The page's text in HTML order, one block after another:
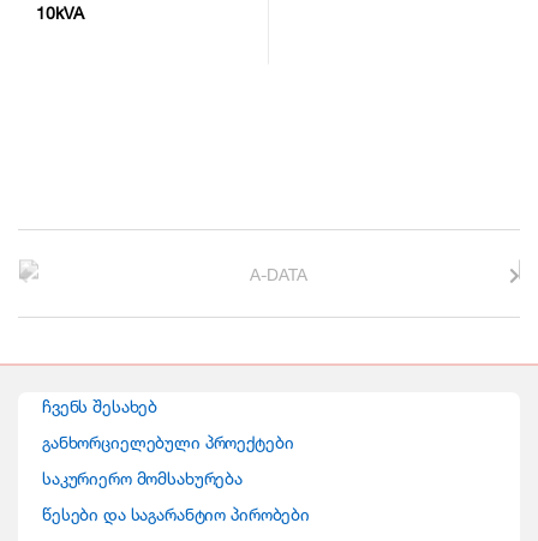
10kVA
ჩვენს შესახებ
განხორციელებული პროექტები
საკურიერო მომსახურება
წესები და საგარანტიო პირობები